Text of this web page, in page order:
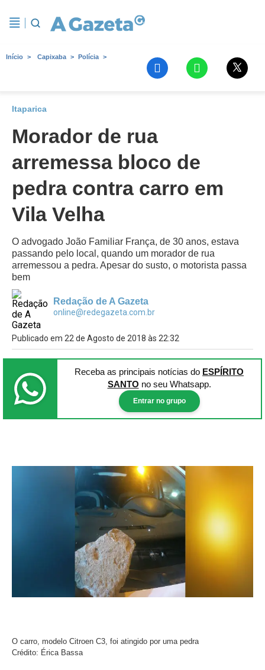
Início Capixaba Polícia
Itaparica
Morador de rua
arremessa bloco de
pedra contra carro em
Vila Velha
O advogado João Familiar França, de 30 anos, estava
passando pelo local, quando um morador de rua
arremessou a pedra. Apesar do susto, o motorista passa
bem
Redação de A Gazeta
online@redegazeta.com.br
Publicado em 22 de Agosto de 2018 às 22:32
Receba as principais notícias do ESPÍRITO
SANTO no seu Whatsapp.
Entrar no grupo
O carro, modelo Citroen C3, foi atingido por uma pedra
Crédito: Érica Bassa